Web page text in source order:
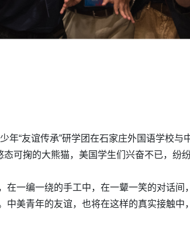
年“友谊传承”研学团在石家庄外国语学校与
可掬的大熊猫，美国学生们兴奋不已，纷
一编一绕的手工中，在一颦一笑的对话间
中美青年的友谊，也将在这样的真实接触中